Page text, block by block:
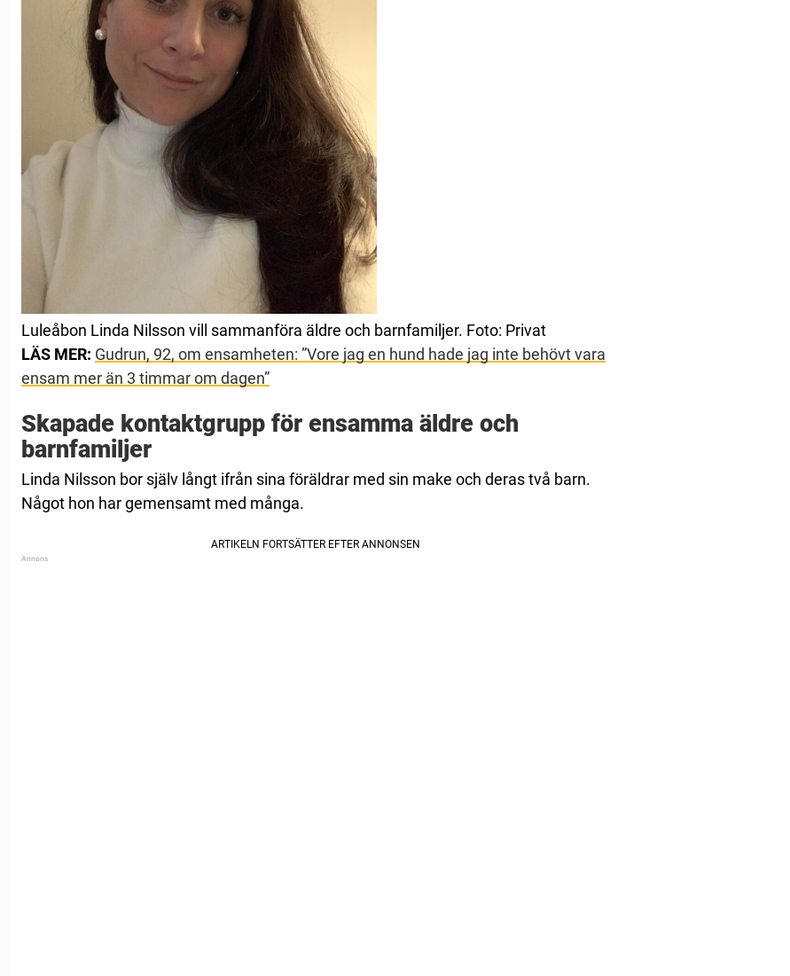
Luleåbon Linda Nilsson vill sammanföra äldre och barnfamiljer. Foto: Privat
LÄS MER: Gudrun, 92, om ensamheten: ”Vore jag en hund hade jag inte behövt vara
ensam mer än 3 timmar om dagen”
Skapade kontaktgrupp för ensamma äldre och
barnfamiljer
Linda Nilsson bor själv långt ifrån sina föräldrar med sin make och deras två barn.
Något hon har gemensamt med många.